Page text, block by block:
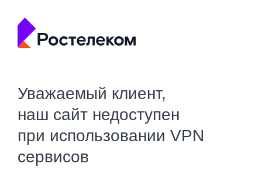
Уважаемый клиент,
наш сайт недоступен
при использовании VPN
сервисов